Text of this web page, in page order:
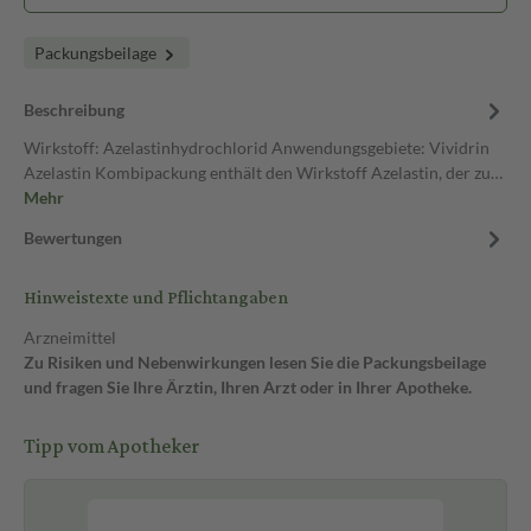
Packungsbeilage
Beschreibung
Wirkstoff: Azelastinhydrochlorid Anwendungsgebiete: Vividrin
Azelastin Kombipackung enthält den Wirkstoff Azelastin, der zu…
Mehr
Bewertungen
Hinweistexte und Pflichtangaben
Arzneimittel
Zu Risiken und Nebenwirkungen lesen Sie die Packungsbeilage
und fragen Sie Ihre Ärztin, Ihren Arzt oder in Ihrer Apotheke.
Tipp vom Apotheker